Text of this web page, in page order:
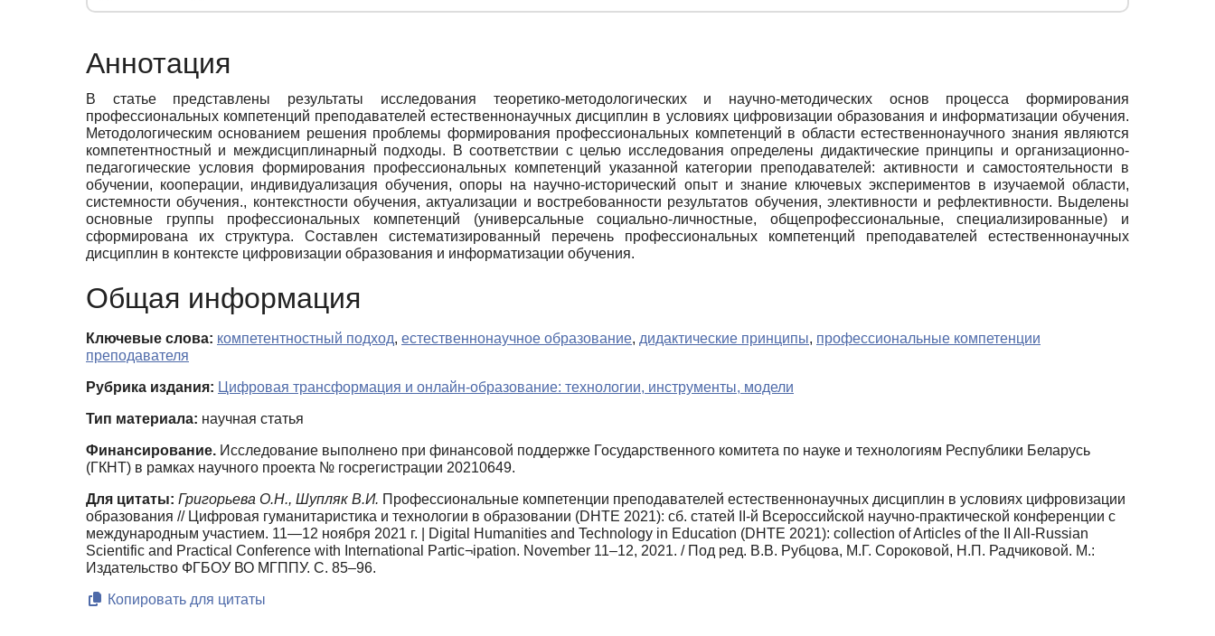
Аннотация
В статье представлены результаты исследования теоретико-методологических и научно-методических основ процесса формирования
профессиональных компетенций преподавателей естественнонаучных дисциплин в условиях цифровизации образования и информатизации обучения.
Методологическим основанием решения проблемы формирования профессиональных компетенций в области естественнонаучного знания являются
компетентностный и междисциплинарный подходы. В соответствии с целью исследования определены дидактические принципы и организационно-
педагогические условия формирования профессиональных компетенций указанной категории преподавателей: активности и самостоятельности в
обучении, кооперации, индивидуализация обучения, опоры на научно-исторический опыт и знание ключевых экспериментов в изучаемой области,
системности обучения., контекстности обучения, актуализации и востребованности результатов обучения, элективности и рефлективности. Выделены
основные группы профессиональных компетенций (универсальные социально-личностные, общепрофессиональные, специализированные) и
сформирована их структура. Составлен систематизированный перечень профессиональных компетенций преподавателей естественнонаучных
дисциплин в контексте цифровизации образования и информатизации обучения.
Общая информация
Ключевые слова: компетентностный подход, естественнонаучное образование, дидактические принципы, профессиональные компетенции
преподавателя
Рубрика издания: Цифровая трансформация и онлайн-образование: технологии, инструменты, модели
Тип материала: научная статья
Финансирование. Исследование выполнено при финансовой поддержке Государственного комитета по науке и технологиям Республики Беларусь
(ГКНТ) в рамках научного проекта № госрегистрации 20210649.
Для цитаты: Григорьева О.Н., Шупляк В.И. Профессиональные компетенции преподавателей естественнонаучных дисциплин в условиях цифровизации
образования // Цифровая гуманитаристика и технологии в образовании (DHTE 2021): сб. статей II-й Всероссийской научно-практической конференции с
международным участием. 11—12 ноября 2021 г. | Digital Humanities and Technology in Education (DHTE 2021): сollection of Articles of the II All-Russian
Scientific and Practical Conference with International Partic¬ipation. November 11–12, 2021. / Под ред. В.В. Рубцова, М.Г. Сороковой, Н.П. Радчиковой. М.:
Издательство ФГБОУ ВО МГППУ. С. 85–96.
Копировать для цитаты